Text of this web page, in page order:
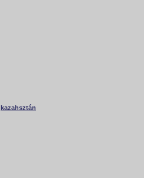
kazahsztán